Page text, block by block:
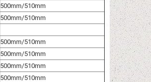
500mm/510mm
500mm/510mm
500mm/510mm
500mm/510mm
500mm/510mm
500mm/510mm